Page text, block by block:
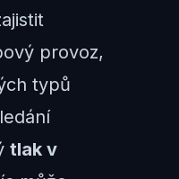
provoz,
typů
tlak v